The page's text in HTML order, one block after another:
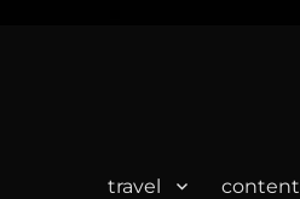
travel content